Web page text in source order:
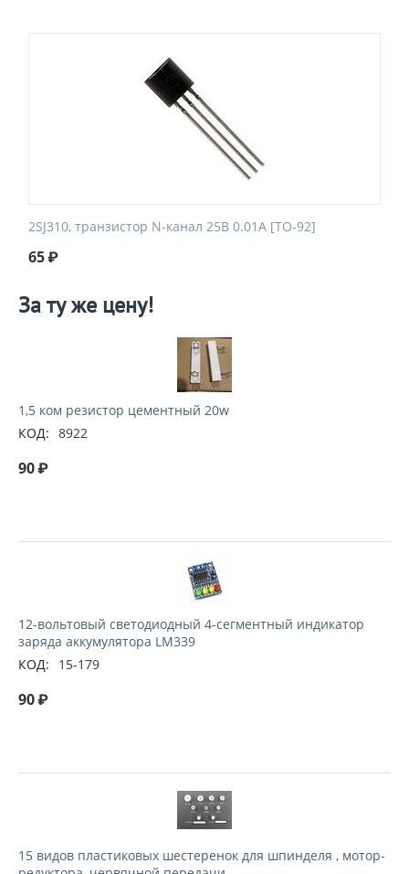
2SJ310, транзистор N-канал 25В 0.01А [TO-92]
65₽
За ту же цену!
1,5 ком резистор цементный 20w
КОД: 8922
90₽
12-вольтовый светодиодный 4-сегментный индикатор
заряда аккумулятора LM339
КОД:
15-179
90₽
15 видов пластиковых шестеренок для шпинделя , мотор-